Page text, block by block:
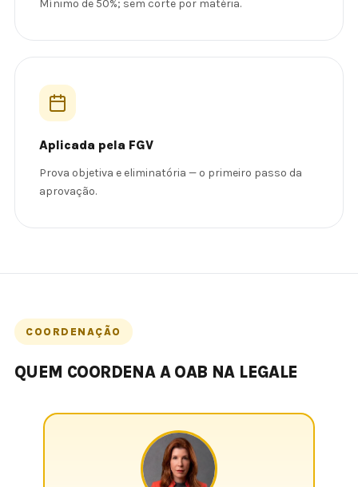
Mínimo de 50%; sem corte por matéria.
Aplicada pela FGV
Prova objetiva e eliminatória — o primeiro passo da
aprovação.
COORDENAÇÃO
QUEM COORDENA A OAB NA LEGALE